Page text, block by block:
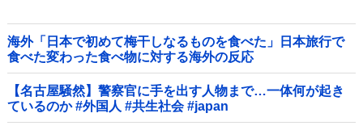
海外「日本で初めて梅干しなるものを食べた」日本旅行で
食べた変わった食べ物に対する海外の反応
【名古屋騒然】警察官に手を出す人物まで…一体何が起き
ているのか #外国人 #共生社会 #japan